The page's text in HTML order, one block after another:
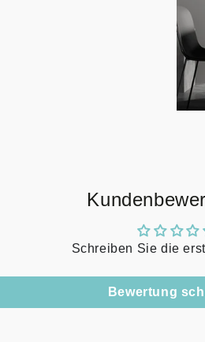
Schreiben Sie die
Bewertung